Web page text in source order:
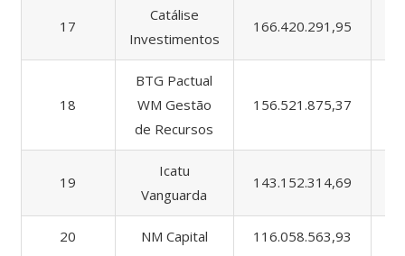
17
Catálise
Investimentos
166.420.291,95
18
BTG Pactual
WM Gestão
de Recursos
156.521.875,37
19
Icatu
Vanguarda
143.152.314,69
20 NM Capital 116.058.563,93